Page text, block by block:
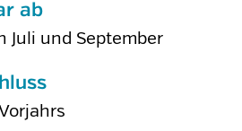
ab
Juli und September